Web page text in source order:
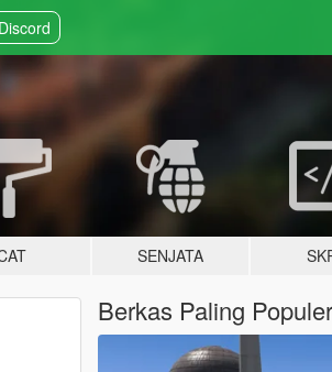
SENJATA
Berkas Paling Populer